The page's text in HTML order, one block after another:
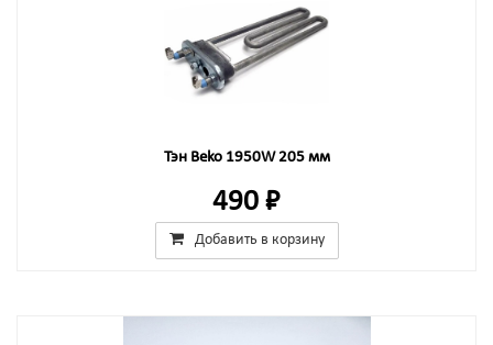
Тэн Beko 1950W 205 мм
490 ₽
Добавить в корзину